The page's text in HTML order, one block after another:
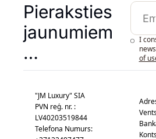
Pieraksties
jaunumiem
…
I
of
"JM Luxury" SIA
PVN reģ. nr. :
LV40203519844
Telefona Numurs: